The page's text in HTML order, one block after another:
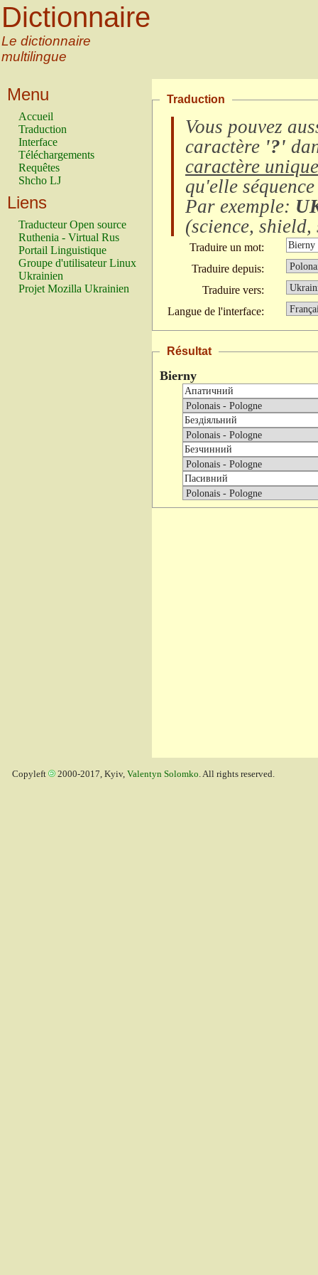
Dictionnaire
Le dictionnaire
multilingue
Menu
Accueil
Traduction
Interface
Téléchargements
Requêtes
Shcho LJ
Liens
Traducteur Open source
Ruthenia - Virtual Rus
Portail Linguistique
Groupe d'utilisateur Linux
Ukrainien
Projet Mozilla Ukrainien
Traduction
Vous pouvez
caractère '?'
caractère unique
qu'elle
Par exemple:
(science, shield,
Traduire un mot:
Traduire depuis:
Traduire vers:
Langue de l'interface:
Résultat
Bierny
Copyleft 2000-2017, Kyiv, Valentyn Solomko. All rights reserved.